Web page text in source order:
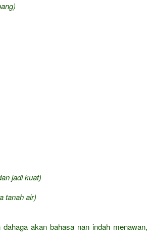
jadi kuat)
tanah air)
akan bahasa nan indah menawan,